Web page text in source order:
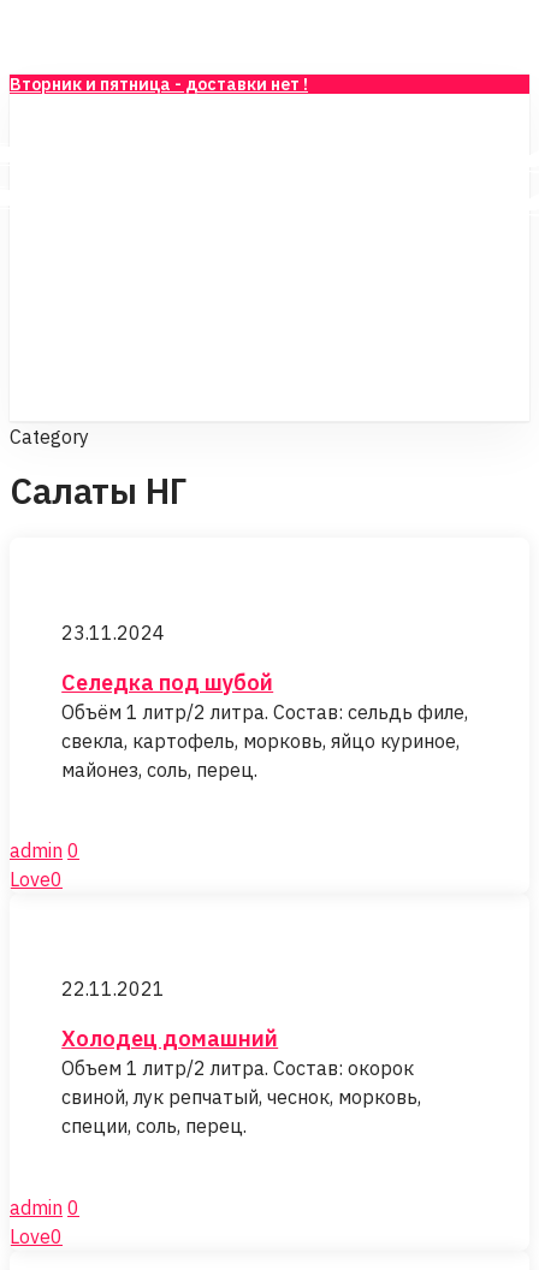
main
Вторник и пятница - доставки нет !
Category
Салаты НГ
шубой23.11.2024
Селедка под шубой
Объём 1 литр/2 литра. Состав: сельдь филе,
свекла, картофель, морковь, яйцо куриное,
майонез, соль, перец.
admin 0
Love0
22.11.2021
Холодец домашний
Объем 1 литр/2 литра. Состав: окорок
свиной, лук репчатый, чеснок, морковь,
специи, соль, перец.
admin 0
Love0